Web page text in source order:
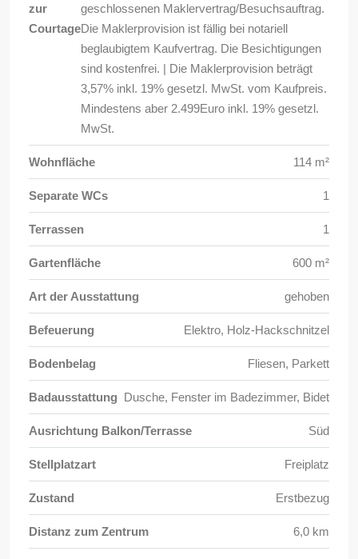
zur
Courtage
geschlossenen Maklervertrag/Besuchsauftrag.
Die Maklerprovision ist fällig bei notariell
beglaubigtem Kaufvertrag. Die Besichtigungen
sind kostenfrei. | Die Maklerprovision beträgt
3,57% inkl. 19% gesetzl. MwSt. vom Kaufpreis.
Mindestens aber 2.499Euro inkl. 19% gesetzl.
MwSt.
Wohnfläche 114 m²
Separate WCs 1
Terrassen 1
Gartenfläche 600 m²
Art der Ausstattung gehoben
Befeuerung Elektro, Holz-Hackschnitzel
Bodenbelag Fliesen, Parkett
Badausstattung Dusche, Fenster im Badezimmer, Bidet
Ausrichtung Balkon/Terrasse Süd
Stellplatzart Freiplatz
Zustand Erstbezug
Distanz zum Zentrum 6,0 km